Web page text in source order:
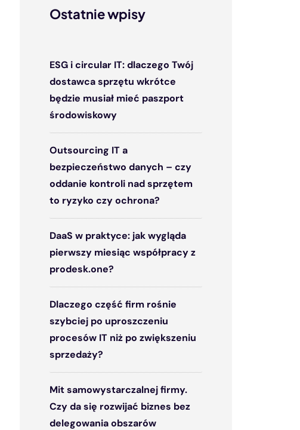
Ostatnie wpisy
ESG i circular IT: dlaczego Twój
dostawca sprzętu wkrótce
będzie musiał mieć paszport
środowiskowy
Outsourcing IT a
bezpieczeństwo danych – czy
oddanie kontroli nad sprzętem
to ryzyko czy ochrona?
DaaS w praktyce: jak wygląda
pierwszy miesiąc współpracy z
prodesk.one?
Dlaczego część firm rośnie
szybciej po uproszczeniu
procesów IT niż po zwiększeniu
sprzedaży?
Mit samowystarczalnej firmy.
Czy da się rozwijać biznes bez
delegowania obszarów